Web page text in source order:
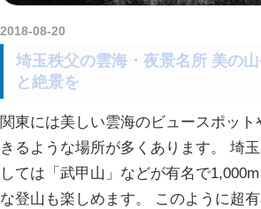
2018-08-20
埼玉秩父の雲海・夜景名所 美の
と絶景を
関東には美しい雲海のビュースポッ
きるような場所が多くあります。 埼
しては「武甲山」などが有名で
な登山も楽しめます。 このように超